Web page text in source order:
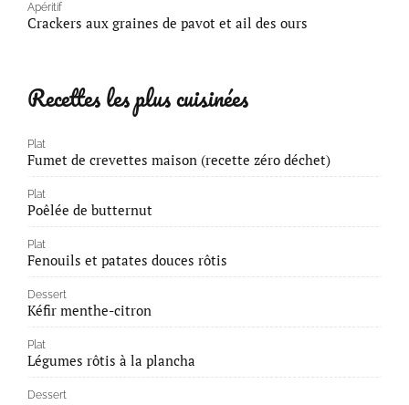
Apéritif
Crackers aux graines de pavot et ail des ours
Recettes les plus cuisinées
Plat
Fumet de crevettes maison (recette zéro déchet)
Plat
Poêlée de butternut
Plat
Fenouils et patates douces rôtis
Dessert
Kéfir menthe-citron
Plat
Légumes rôtis à la plancha
Dessert